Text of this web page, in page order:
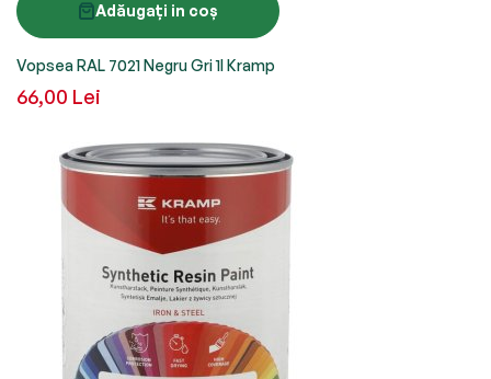
Adăugați in coș
Vopsea RAL 7021 Negru Gri 1l Kramp
66,00 Lei